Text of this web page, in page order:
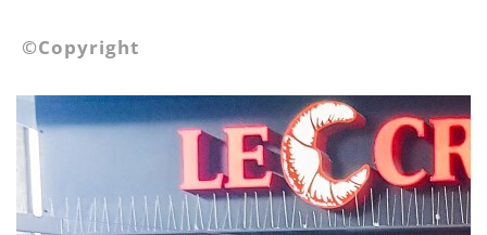
©Copyright